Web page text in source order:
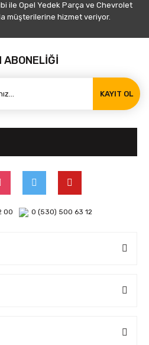
ile Opel Yedek Parça ve Chevrolet
müşterilerine hizmet veriyor.
ABONELİĞİ
KAYIT OL
00 0 (530) 500 63 12